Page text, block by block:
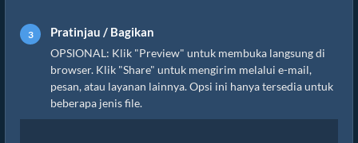
Pratinjau / Bagikan
OPSIONAL: Klik "Preview" untuk membuka langsung di
browser. Klik "Share" untuk mengirim melalui e-mail,
pesan, atau layanan lainnya. Opsi ini hanya tersedia untuk
beberapa jenis file.